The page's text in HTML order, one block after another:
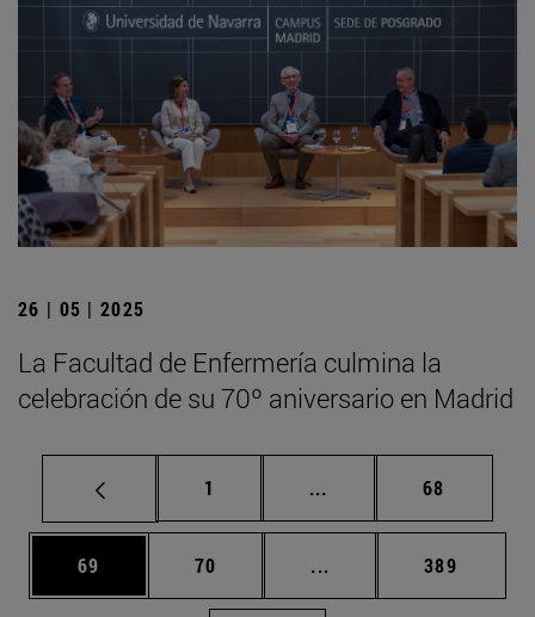
26 | 05 | 2025
La Facultad de Enfermería culmina la
celebración de su 70º aniversario en Madrid
Página
1 ... Páginas intermedias
Página
68
Página
69 Página
70 ... Páginas intermedias
Página
389